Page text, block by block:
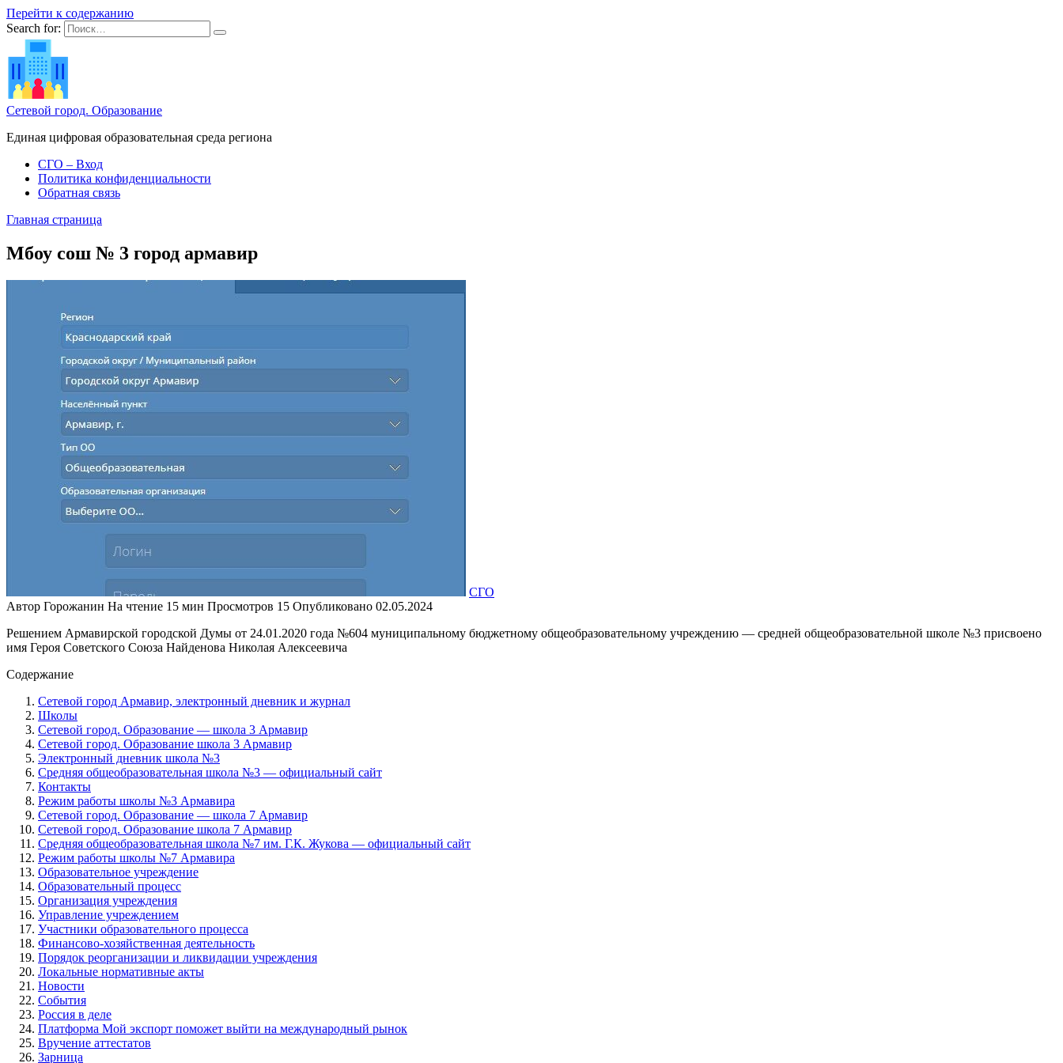
Перейти к содержанию
Search for:
Сетевой город. Образование
Единая цифровая образовательная среда региона
СГО – Вход
Политика конфиденциальности
Обратная связь
Главная страница
Мбоу сош № 3 город армавир
СГО
Автор Горожанин На чтение 15 мин Просмотров 15 Опубликовано 02.05.2024
Решением Армавирской городской Думы от 24.01.2020 года №604 муниципальному бюджетному общеобразовательному учреждению — средней общеобразовательной школе №3 присвоено
имя Героя Советского Союза Найденова Николая Алексеевича
Содержание
Сетевой город Армавир, электронный дневник и журнал
Школы
Сетевой город. Образование — школа 3 Армавир
Сетевой город. Образование школа 3 Армавир
Электронный дневник школа №3
Средняя общеобразовательная школа №3 — официальный сайт
Контакты
Режим работы школы №3 Армавира
Сетевой город. Образование — школа 7 Армавир
Сетевой город. Образование школа 7 Армавир
Средняя общеобразовательная школа №7 им. Г.К. Жукова — официальный сайт
Режим работы школы №7 Армавира
Образовательное учреждение
Образовательный процесс
Организация учреждения
Управление учреждением
Участники образовательного процесса
Финансово-хозяйственная деятельность
Порядок реорганизации и ликвидации учреждения
Локальные нормативные акты
Новости
События
Россия в деле
Платформа Мой экспорт поможет выйти на международный рынок
Вручение аттестатов
Зарница